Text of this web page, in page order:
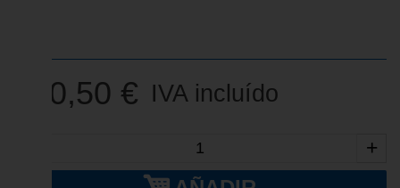
320,50 € IVA incluído
+